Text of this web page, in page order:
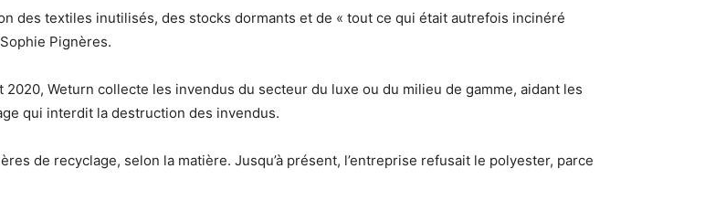
des textiles inutilisés, des stocks dormants et de « tout ce qui était autrefois incinéré
Pignères.
2020, Weturn collecte les invendus du secteur du luxe ou du milieu de gamme, aidant les
qui interdit la destruction des invendus.
de recyclage, selon la matière. Jusqu’à présent, l’entreprise refusait le polyester, parce